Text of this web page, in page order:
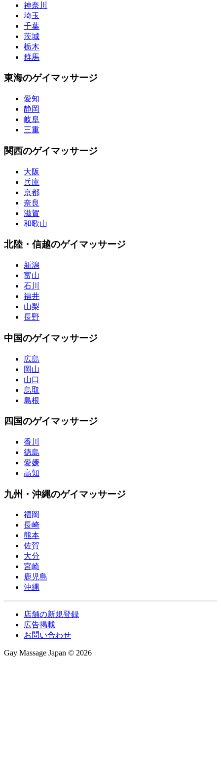
神奈川
埼玉
千葉
茨城
栃木
群馬
東海のゲイマッサージ
愛知
静岡
岐阜
三重
関西のゲイマッサージ
大阪
兵庫
京都
奈良
滋賀
和歌山
北陸・信越のゲイマッサージ
新潟
富山
石川
福井
山梨
長野
中国のゲイマッサージ
広島
岡山
山口
鳥取
島根
四国のゲイマッサージ
香川
徳島
愛媛
高知
九州・沖縄のゲイマッサージ
福岡
長崎
熊本
佐賀
大分
宮崎
鹿児島
沖縄
店舗の新規登録
広告掲載
お問い合わせ
Gay Massage Japan © 2026